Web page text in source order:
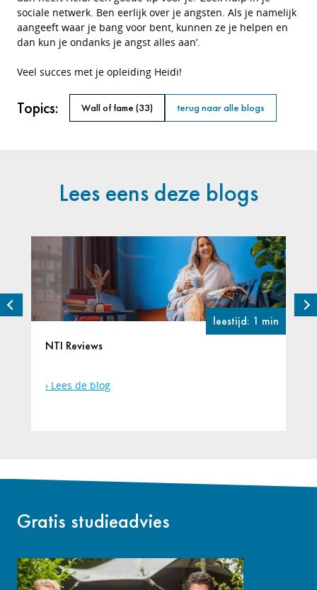
sociale netwerk. Ben eerlijk over je angsten. Als je namelijk
aangeeft waar je bang voor bent, kunnen ze je helpen en
dan kun je ondanks je angst alles aan’.
Veel succes met je opleiding Heidi!
Topics: Wall of fame (33) terug naar alle blogs
Lees eens deze blogs
leestijd: 1 min
NTI Reviews
Lees de blog
Gratis studieadvies